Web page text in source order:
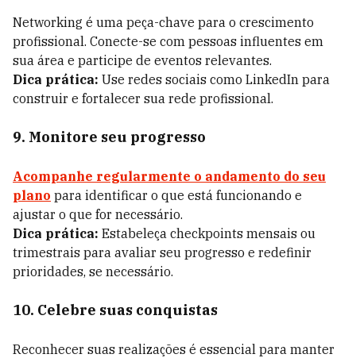
Networking é uma peça-chave para o crescimento
profissional. Conecte-se com pessoas influentes em
sua área e participe de eventos relevantes.
Dica prática: Use redes sociais como LinkedIn para
construir e fortalecer sua rede profissional.
9. Monitore seu progresso
Acompanhe regularmente o andamento do seu
plano para identificar o que está funcionando e
ajustar o que for necessário.
Dica prática: Estabeleça checkpoints mensais ou
trimestrais para avaliar seu progresso e redefinir
prioridades, se necessário.
10. Celebre suas conquistas
Reconhecer suas realizações é essencial para manter